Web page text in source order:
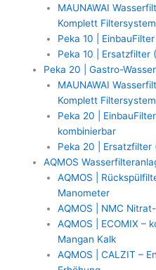
MAUNAWAI
Komplett Filtersystem
Peka 10 |
Peka 10 | Ersatzfilter
Peka 20 | Gastro-
MAUNAWAI
Komplett Filtersystem
Peka 20 |
kombinierbar
Peka 20 | Ersatzfilter
AQMOS
AQMOS |
Manometer
AQMOS | NMC
AQMOS | ECOMIX –
Mangan Kalk
AQMOS | CALZIT –